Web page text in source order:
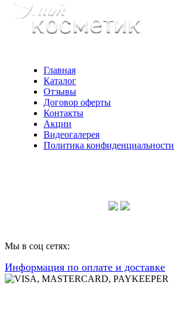
Главная
Каталог
Отзывы
Договор оферты
Контакты
Акции
Видеогалерея
Политика конфиденциальности
Мы в соц сетях:
Информация по оплате и доставке